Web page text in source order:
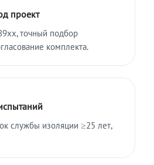
проект
точный подбор
комплекта.
службы изоляции ≥25 лет,